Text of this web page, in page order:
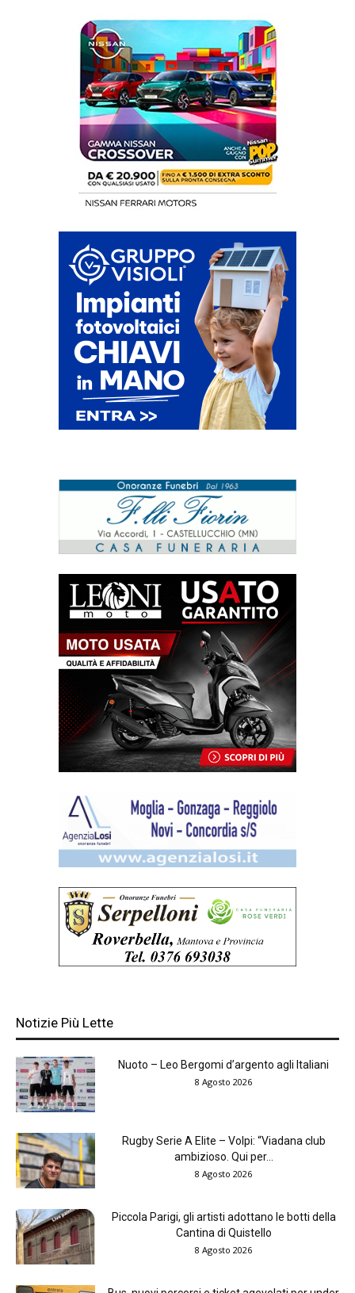
Notizie Più Lette
Nuoto – Leo Bergomi d’argento agli Italiani
8 Agosto 2026
Rugby Serie A Elite – Volpi: “Viadana club
ambizioso. Qui per...
8 Agosto 2026
Piccola Parigi, gli artisti adottano le botti della
Cantina di Quistello
8 Agosto 2026